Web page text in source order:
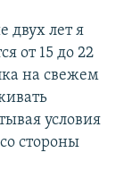
двух лет я
от 15 до 22
на свежем
условия
стороны